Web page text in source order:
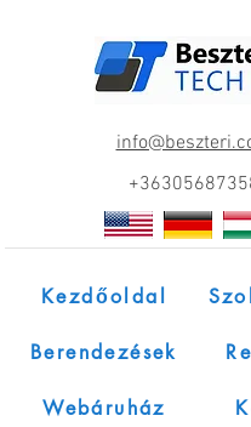
Kezdőoldal
Berendezések
Webáruház